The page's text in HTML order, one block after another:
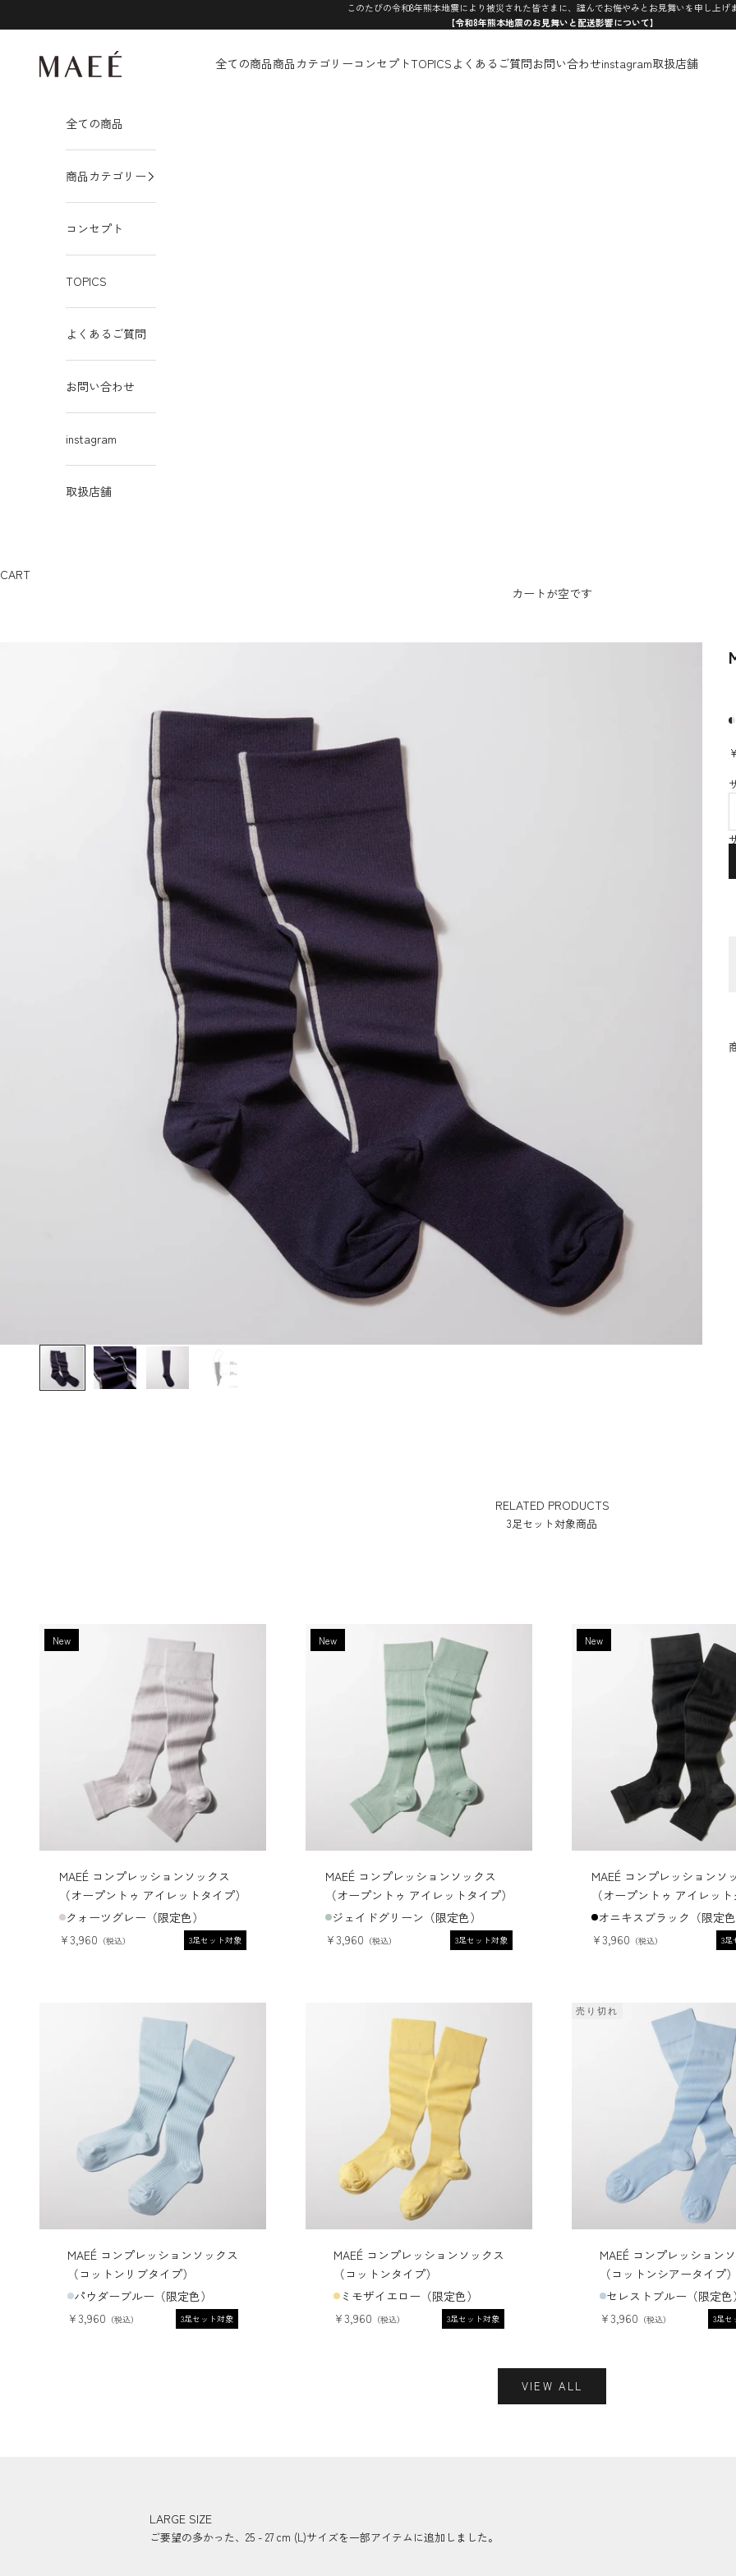
このたびの令和8年熊本地震により被災された皆さまに、謹んでお悔やみとお見舞いを申し上げ
【令和8年熊本地震のお見舞いと配送影響について】
MAEÉ 全ての商品商品カテゴリーコンセプトTOPICS よくあるご質問お問い合わせinstagram取扱店舗
全ての商品
商品カテゴリー
コンセプト
TOPICS
よくあるご質問
お問い合わせ
instagram
取扱店舗
CART
カートが空です
RELATED PRODUCTS
3足セット対象商品
New
MAEÉ コンプレッションソックス
（オープントゥ アイレットタイプ）
クォーツグレー（限定色）
セール価格
¥3,960 3足セット対象
New
MAEÉ コンプレッションソックス
（オープントゥ アイレットタイプ）
ジェイドグリーン（限定色）
セール価格
¥3,960 3足セット対象
New
MAEÉ コンプレッションソ
（オープントゥ アイレッ
オニキスブラック（限定
セール価格
¥3,960 3足
MAEÉ コンプレッションソックス
（コットンリブタイプ）
パウダーブルー（限定色）
セール価格
¥3,960 3足セット対象
MAEÉ コンプレッションソックス
（コットンタイプ）
ミモザイエロー（限定色）
セール価格
¥3,960 3足セット対象
売り切れ
MAEÉ コンプレッション
（コットンシアータイプ
セレストブルー（限定色
セール価格
¥3,960 3足セ
VIEW ALL
LARGE SIZE
ご要望の多かった、25 - 27 cm (L)サイズを一部アイテムに追加しました。